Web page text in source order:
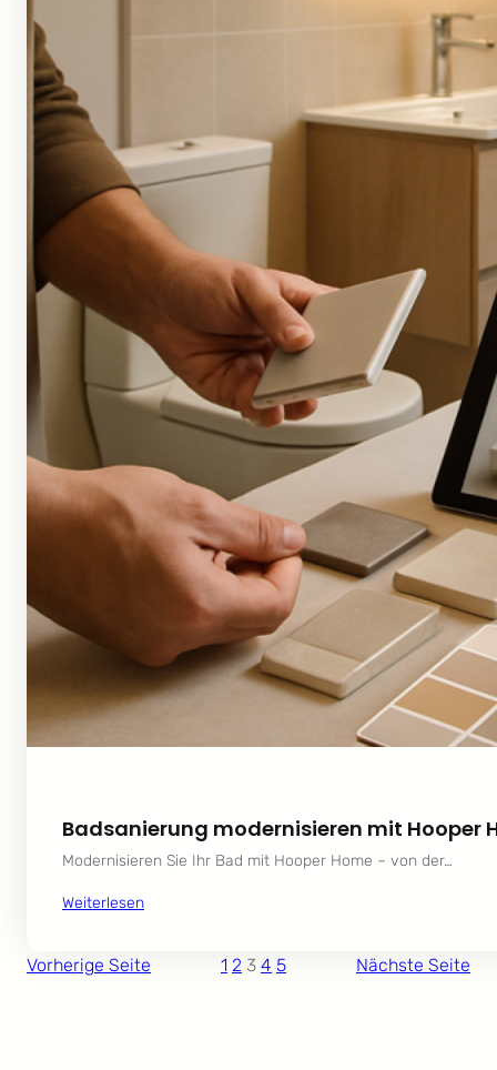
Badsanierung modernisieren mit Hooper
Modernisieren Sie Ihr Bad mit Hooper Home – von der…
Weiterlesen
Vorherige Seite 1 2 3 4 5 Nächste Seite